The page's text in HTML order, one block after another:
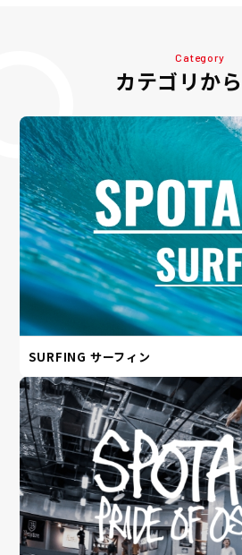
Category
カテゴリか
SURFING サーフィン